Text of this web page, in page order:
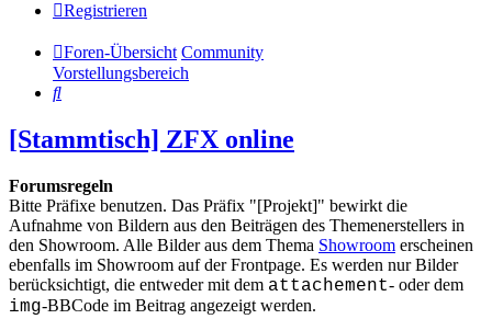
Registrieren
Foren-Übersicht Community
Vorstellungsbereich
Suche
[Stammtisch] ZFX online
Forumsregeln
Bitte Präfixe benutzen. Das Präfix "[Projekt]" bewirkt die
Aufnahme von Bildern aus den Beiträgen des Themenerstellers in
den Showroom. Alle Bilder aus dem Thema Showroom erscheinen
ebenfalls im Showroom auf der Frontpage. Es werden nur Bilder
berücksichtigt, die entweder mit dem attachement- oder dem
img-BBCode im Beitrag angezeigt werden.